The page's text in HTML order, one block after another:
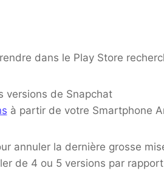
dans le Play Store
versions de Snapchat
à partir de votre Smartphone
annuler la dernière grosse
de 4 ou 5 versions par